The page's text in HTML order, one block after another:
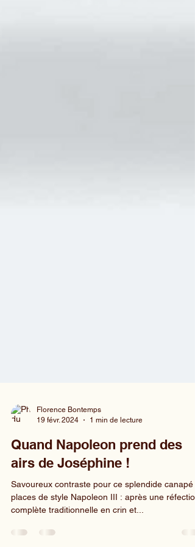
19 févr. 2024
1 min de lecture
Quand Napoleon prend des
airs de Joséphine !
Savoureux contraste pour ce splendide canapé 3
complète traditionnelle en crin et...